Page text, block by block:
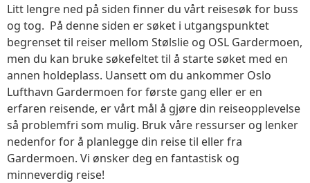
Litt lengre ned på siden finner du vårt reisesøk for buss
og tog. På denne siden er søket i utgangspunktet
begrenset til reiser mellom Stølslie og OSL Gardermoen,
men du kan bruke søkefeltet til å starte søket med en
annen holdeplass. Uansett om du ankommer Oslo
Lufthavn Gardermoen for første gang eller er en
erfaren reisende, er vårt mål å gjøre din reiseopplevelse
så problemfri som mulig. Bruk våre ressurser og lenker
nedenfor for å planlegge din reise til eller fra
Gardermoen. Vi ønsker deg en fantastisk og
minneverdig reise!